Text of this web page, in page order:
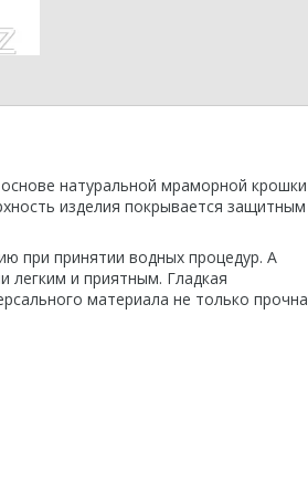
натуральной мраморной крошки
изделия покрывается защитным
при принятии водных процедур. А
легким и приятным. Гладкая
материала не только прочна